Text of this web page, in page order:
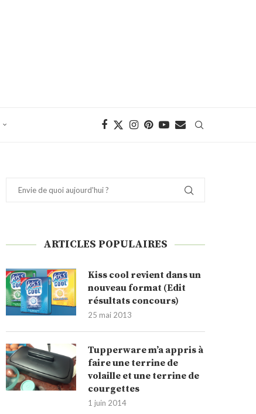
ARTICLES POPULAIRES
Kiss cool revient dans un
nouveau format (Edit
résultats concours)
25 mai 2013
Tupperware m’a appris à
faire une terrine de
volaille et une terrine de
courgettes
1 juin 2014